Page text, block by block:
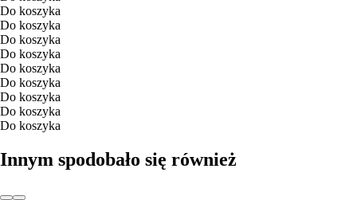
Do koszyka
Do koszyka
Do koszyka
Do koszyka
Do koszyka
Do koszyka
Do koszyka
Do koszyka
Do koszyka
Innym spodobało się również